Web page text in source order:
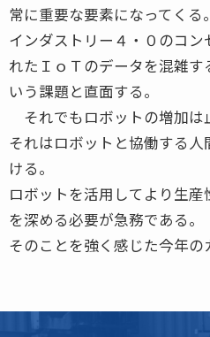
常に重要な要素になってくる。
インダストリー４・０のコ
れたＩｏＴのデータを混雑
いう課題と直面する。
それでもロボットの増加は
それはロボットと協働する
ける。
ロボットを活用してより生
を深める必要が急務である。
そのことを強く感じた今年の